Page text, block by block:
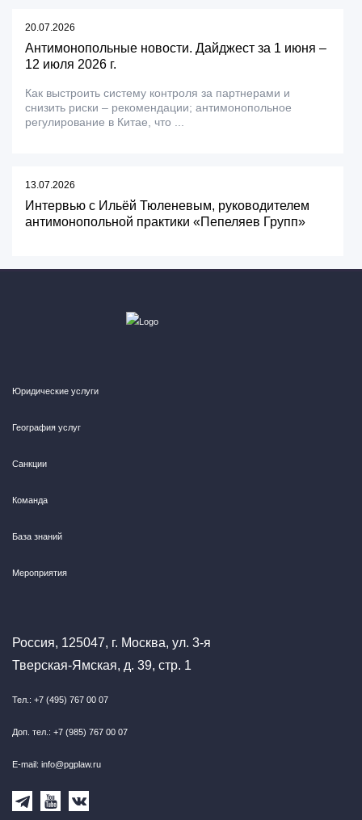
20.07.2026
Антимонопольные новости. Дайджест за 1 июня –
12 июля 2026 г.
Как выстроить систему контроля за партнерами и
снизить риски – рекомендации; антимонопольное
регулирование в Китае, что ...
13.07.2026
Интервью с Ильёй Тюленевым, руководителем
антимонопольной практики «Пепеляев Групп»
Юридические услуги
География услуг
Санкции
Команда
База знаний
Мероприятия
Россия, 125047, г. Москва, ул. 3-я
Тверская-Ямская, д. 39, стр. 1
Тел.: +7 (495) 767 00 07
Доп. тел.: +7 (985) 767 00 07
E-mail: info@pgplaw.ru